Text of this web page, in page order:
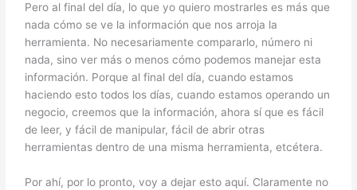
Pero al final del día, lo que yo quiero mostrarles es más que
nada cómo se ve la información que nos arroja la
herramienta. No necesariamente compararlo, número ni
nada, sino ver más o menos cómo podemos manejar esta
información. Porque al final del día, cuando estamos
haciendo esto todos los días, cuando estamos operando un
negocio, creemos que la información, ahora sí que es fácil
de leer, y fácil de manipular, fácil de abrir otras
herramientas dentro de una misma herramienta, etcétera.
Por ahí, por lo pronto, voy a dejar esto aquí. Claramente no